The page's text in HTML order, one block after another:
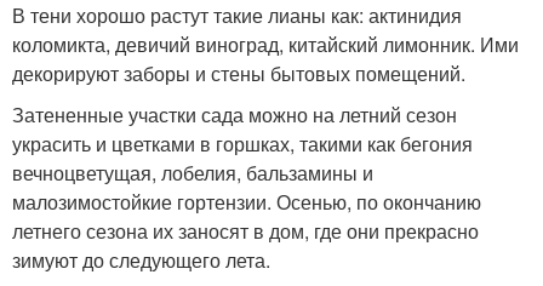
В тени хорошо растут такие лианы как: актинидия
коломикта, девичий виноград, китайский лимонник. Ими
декорируют заборы и стены бытовых помещений.
Затененные участки сада можно на летний сезон
украсить и цветками в горшках, такими как бегония
вечноцветущая, лобелия, бальзамины и
малозимостойкие гортензии. Осенью, по окончанию
летнего сезона их заносят в дом, где они прекрасно
зимуют до следующего лета.